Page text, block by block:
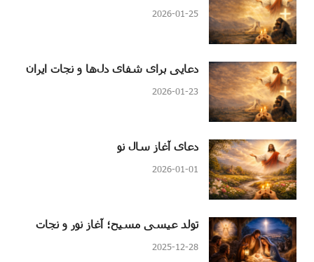
2026-01-25
دعایی برای شفای دل‌ها و نجات ایران
2026-01-23
دعای آغاز سال نو
2026-01-01
تولد عیسی مسیح؛ آغاز نور و نجات
2025-12-28